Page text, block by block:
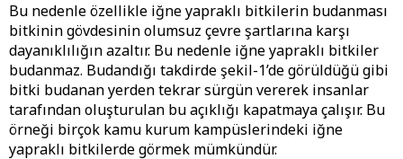
Bu nedenle özellikle iğne yapraklı bitkilerin budanması
bitkinin gövdesinin olumsuz çevre şartlarına karşı
dayanıklılığın azaltır. Bu nedenle iğne yapraklı bitkiler
budanmaz. Budandığı takdirde şekil-1’de görüldüğü gibi
bitki budanan yerden tekrar sürgün vererek insanlar
tarafından oluşturulan bu açıklığı kapatmaya çalışır. Bu
örneği birçok kamu kurum kampüslerindeki iğne
yapraklı bitkilerde görmek mümkündür.